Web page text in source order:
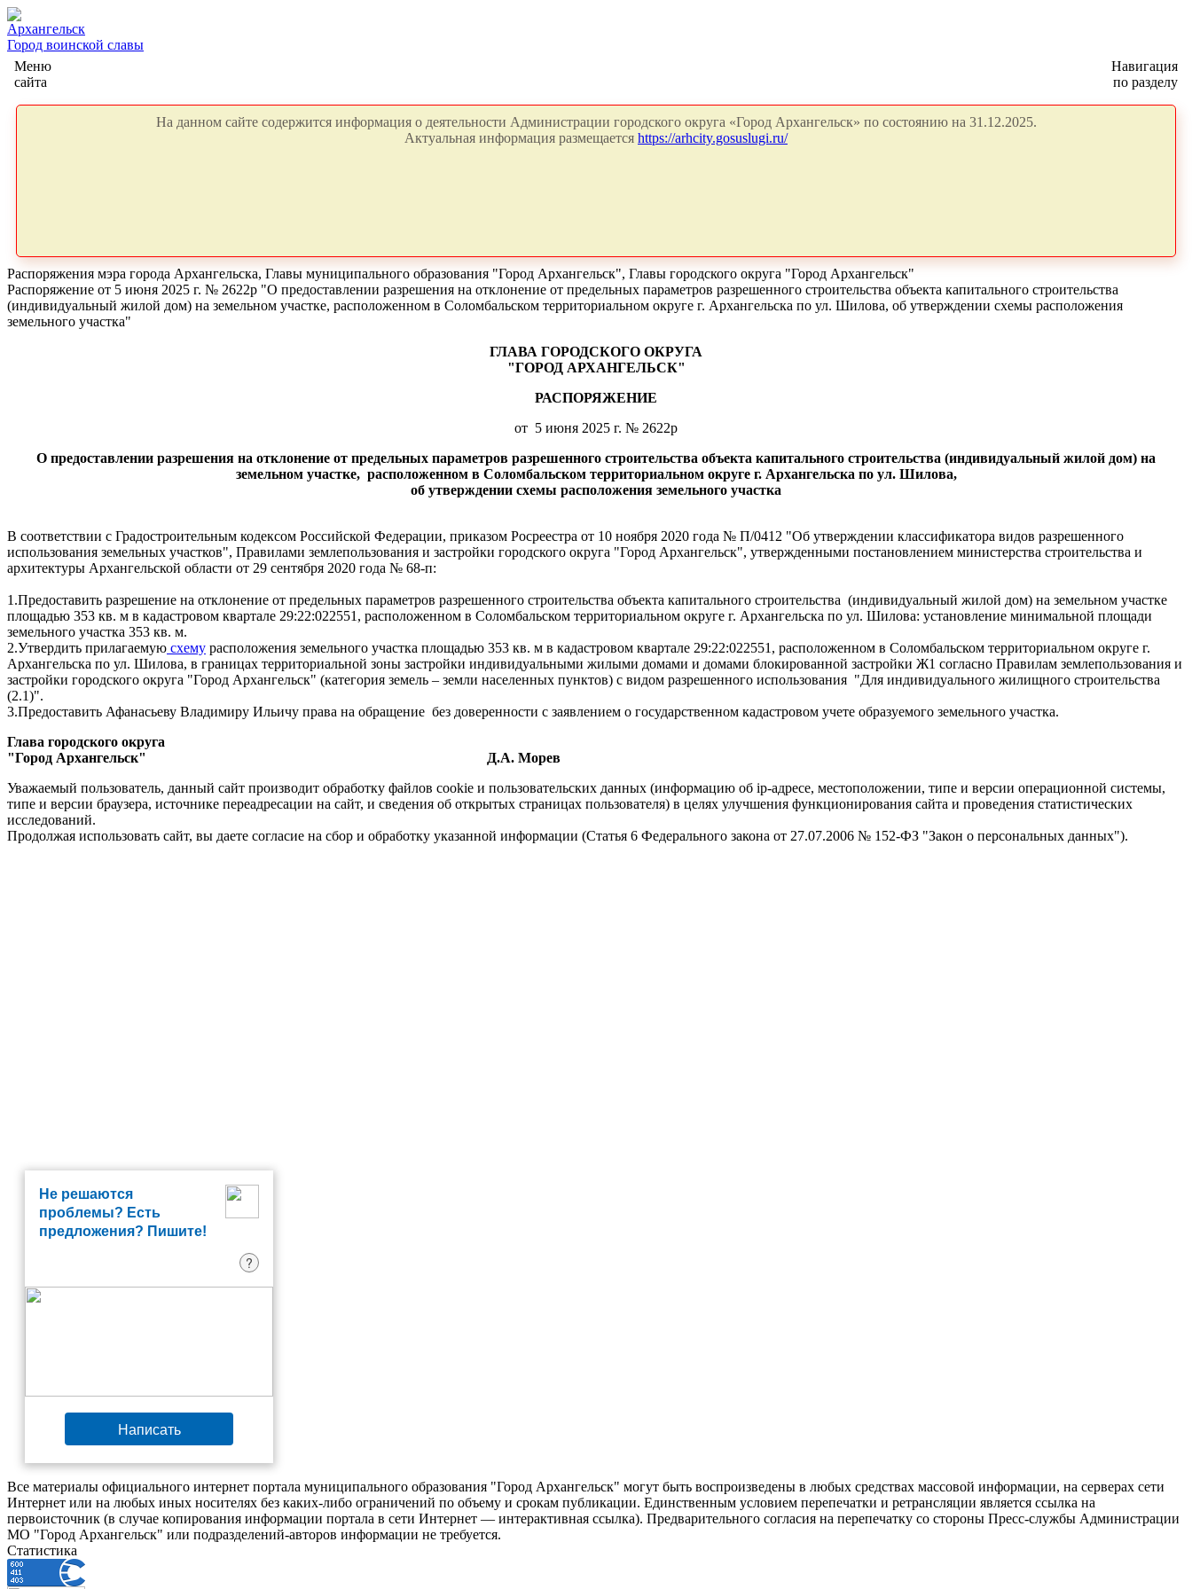
Архангельск
Город воинской славы
Меню
сайта
Навигация
по разделу
На данном сайте содержится информация о деятельности Администрации городского округа «Город Архангельск» по состоянию на 31.12.2025.
Актуальная информация размещается https://arhcity.gosuslugi.ru/
Распоряжения мэра города Архангельска, Главы муниципального образования "Город Архангельск", Главы городского округа "Город Архангельск"
Распоряжение от 5 июня 2025 г. № 2622р "О предоставлении разрешения на отклонение от предельных параметров разрешенного строительства объекта капитального строительства
(индивидуальный жилой дом) на земельном участке, расположенном в Соломбальском территориальном округе г. Архангельска по ул. Шилова, об утверждении схемы расположения
земельного участка"
ГЛАВА ГОРОДСКОГО ОКРУГА
"ГОРОД АРХАНГЕЛЬСК"
РАСПОРЯЖЕНИЕ
от 5 июня 2025 г. № 2622р
О предоставлении разрешения на отклонение от предельных параметров разрешенного строительства объекта капитального строительства (индивидуальный жилой дом) на
земельном участке, расположенном в Соломбальском территориальном округе г. Архангельска по ул. Шилова,
об утверждении схемы расположения земельного участка
В соответствии с Градостроительным кодексом Российской Федерации, приказом Росреестра от 10 ноября 2020 года № П/0412 "Об утверждении классификатора видов разрешенного
использования земельных участков", Правилами землепользования и застройки городского округа "Город Архангельск", утвержденными постановлением министерства строительства и
архитектуры Архангельской области от 29 сентября 2020 года № 68-п:
1.Предоставить разрешение на отклонение от предельных параметров разрешенного строительства объекта капитального строительства (индивидуальный жилой дом) на земельном участке
площадью 353 кв. м в кадастровом квартале 29:22:022551, расположенном в Соломбальском территориальном округе г. Архангельска по ул. Шилова: установление минимальной площади
земельного участка 353 кв. м.
2.Утвердить прилагаемую схему расположения земельного участка площадью 353 кв. м в кадастровом квартале 29:22:022551, расположенном в Соломбальском территориальном округе г.
Архангельска по ул. Шилова, в границах территориальной зоны застройки индивидуальными жилыми домами и домами блокированной застройки Ж1 согласно Правилам землепользования и
застройки городского округа "Город Архангельск" (категория земель – земли населенных пунктов) с видом разрешенного использования "Для индивидуального жилищного строительства
(2.1)".
3.Предоставить Афанасьеву Владимиру Ильичу права на обращение без доверенности с заявлением о государственном кадастровом учете образуемого земельного участка.
Глава городского округа
"Город Архангельск" Д.А. Морев
Уважаемый пользователь, данный сайт производит обработку файлов cookie и пользовательских данных (информацию об ip-адресе, местоположении, типе и версии операционной системы,
типе и версии браузера, источнике переадресации на сайт, и сведения об открытых страницах пользователя) в целях улучшения функционирования сайта и проведения статистических
исследований.
Продолжая использовать сайт, вы даете согласие на сбор и обработку указанной информации (Статья 6 Федерального закона от 27.07.2006 № 152-ФЗ "Закон о персональных данных").
Не решаются
проблемы? Есть
предложения? Пишите!
?
Написать
Все материалы официального интернет портала муниципального образования "Город Архангельск" могут быть воспроизведены в любых средствах массовой информации, на серверах сети
Интернет или на любых иных носителях без каких-либо ограничений по объему и срокам публикации. Единственным условием перепечатки и ретрансляции является ссылка на
первоисточник (в случае копирования информации портала в сети Интернет — интерактивная ссылка). Предварительного согласия на перепечатку со стороны Пресс-службы Администрации
МО "Город Архангельск" или подразделений-авторов информации не требуется.
Статистика